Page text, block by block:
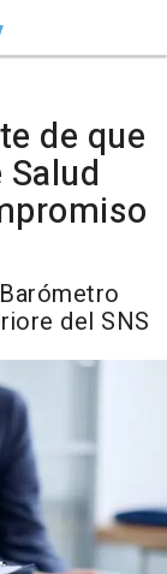
de que
del SNS